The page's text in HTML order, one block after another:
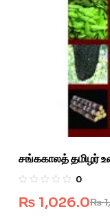
சங்ககாலத் தமிழர்
0
₨
₨ 1,026.0